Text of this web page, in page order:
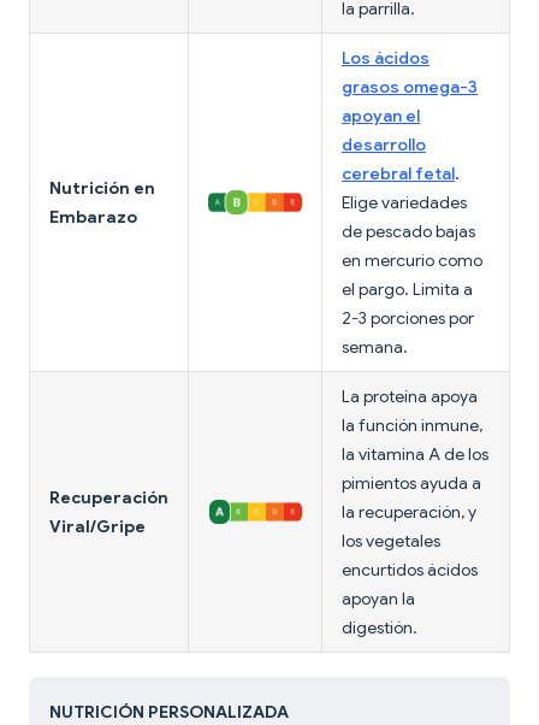
la parrilla.
Nutrición en
Embarazo
Los ácidos
grasos omega-3
apoyan el
desarrollo
cerebral fetal.
Elige variedades
de pescado bajas
en mercurio como
el pargo. Limita a
2-3 porciones por
semana.
Recuperación
Viral/Gripe
La proteína apoya
la función inmune,
la vitamina A de los
pimientos ayuda a
la recuperación, y
los vegetales
encurtidos ácidos
apoyan la
digestión.
NUTRICIÓN PERSONALIZADA